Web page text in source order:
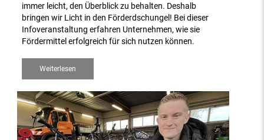
immer leicht, den Überblick zu behalten. Deshalb
bringen wir Licht in den Förderdschungel! Bei dieser
Infoveranstaltung erfahren Unternehmen, wie sie
Fördermittel erfolgreich für sich nutzen können.
Weiterlesen